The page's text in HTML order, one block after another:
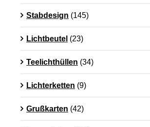
Stabdesign (145)
Lichtbeutel (23)
Teelichthüllen (34)
Lichterketten (9)
Grußkarten (42)